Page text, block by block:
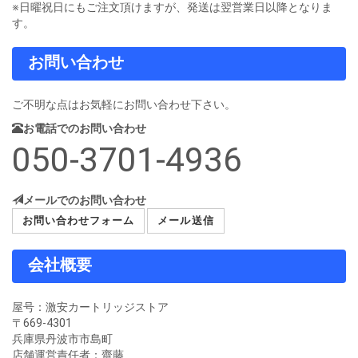
※日曜祝日にもご注文頂けますが、発送は翌営業日以降となりま
す。
お問い合わせ
ご不明な点はお気軽にお問い合わせ下さい。
お電話でのお問い合わせ
050-3701-4936
メールでのお問い合わせ
お問い合わせフォーム メール送信
会社概要
屋号：激安カートリッジストア
〒669-4301
兵庫県丹波市市島町
店舗運営責任者：齋藤